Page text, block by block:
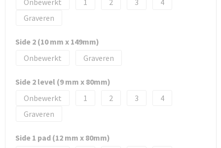
Graveren
Side 2 (10 mm x 149mm)
Onbewerkt
Graveren
Side 2 level (9 mm x 80mm)
Onbewerkt
1 2 3
4
Graveren
Side 1 pad (12 mm x 80mm)